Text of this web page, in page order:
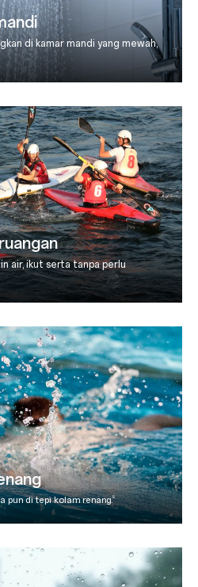
di kamar mandi yang mewah,
air, ikut serta tanpa perlu
pun di tepi kolam renang.9